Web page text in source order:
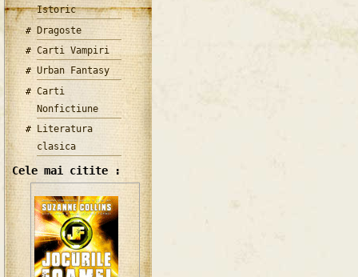
Istoric
Dragoste
Carti Vampiri
Urban Fantasy
Carti
Nonfictiune
Literatura
clasica
Cele mai citite :